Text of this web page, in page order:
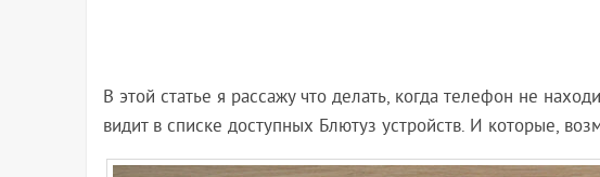
В этой статье я рассажу что делать, когда телефон не
видит в списке доступных Блютуз устройств. И которые,